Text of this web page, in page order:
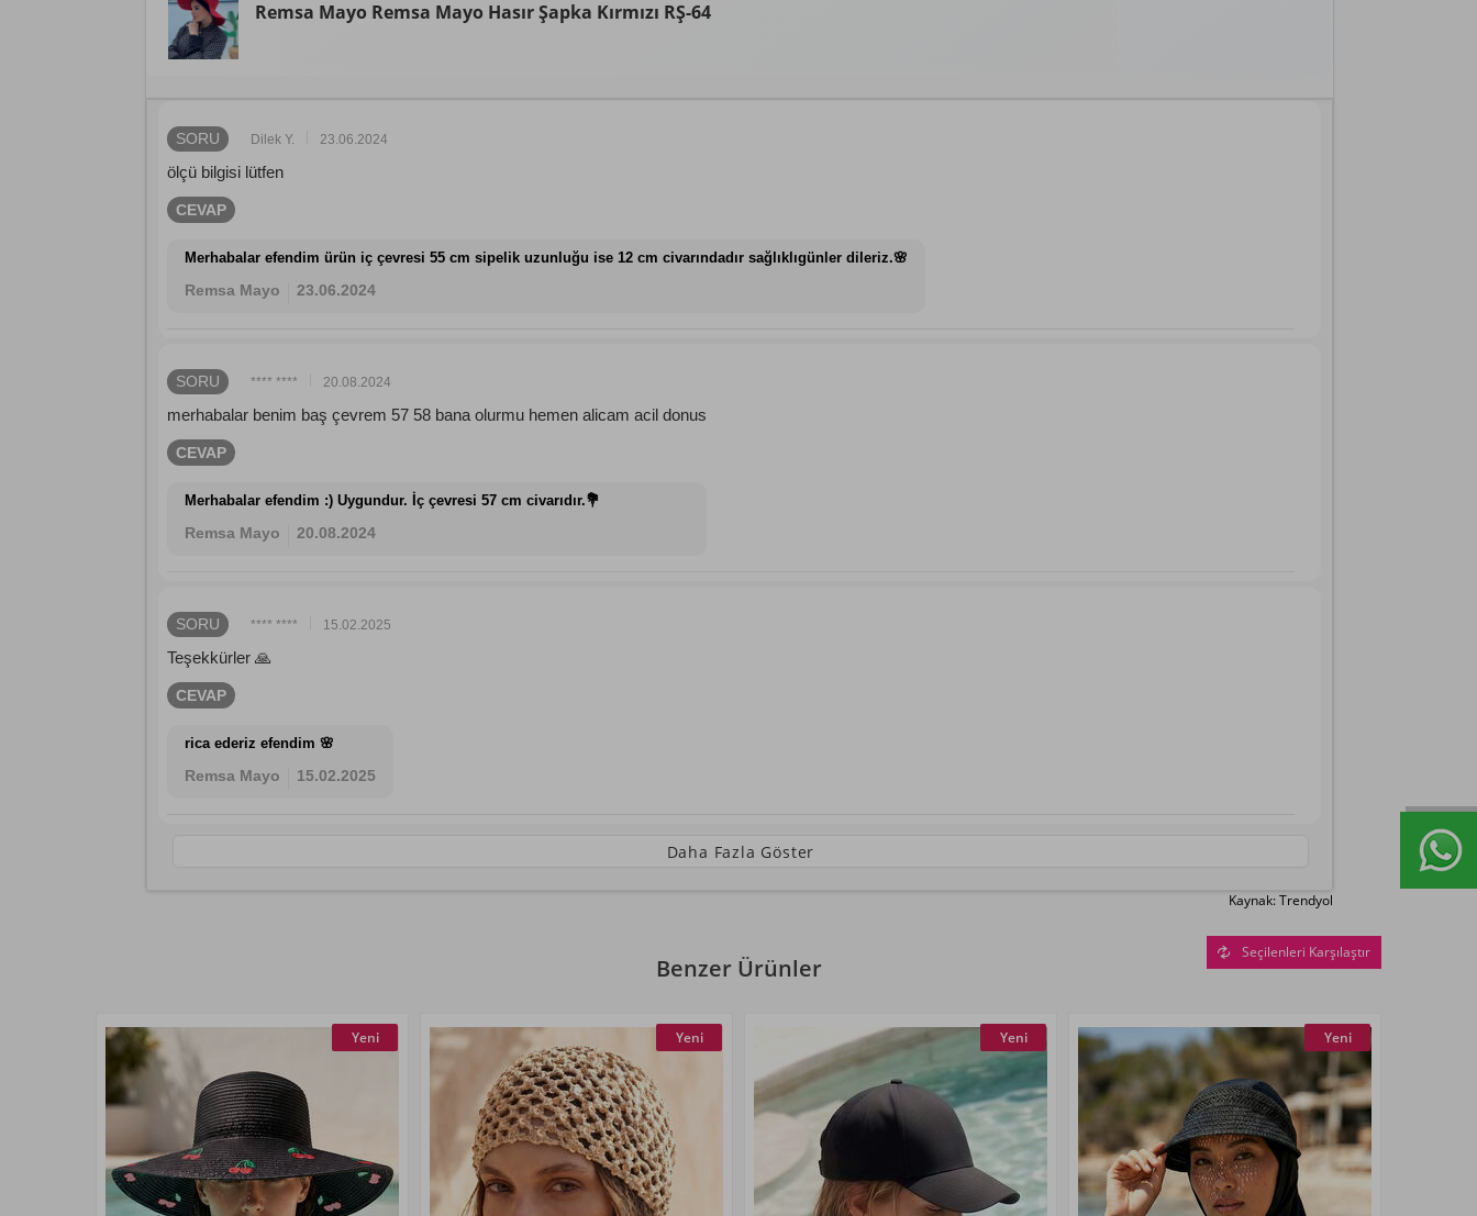
Remsa Mayo Remsa Mayo Hasır Şapka Kırmızı RŞ-64
SORU Dilek Y. 23.06.2024
ölçü bilgisi lütfen
CEVAP
Merhabalar efendim ürün iç çevresi 55 cm sipelik uzunluğu ise 12 cm civarındadır sağlıklıgünler dileriz.🌸
Remsa Mayo 23.06.2024
SORU **** **** 20.08.2024
merhabalar benim baş çevrem 57 58 bana olurmu hemen alicam acil donus
CEVAP
Merhabalar efendim :) Uygundur. İç çevresi 57 cm civarıdır.💐
Remsa Mayo 20.08.2024
SORU **** **** 15.02.2025
Teşekkürler 🙏
CEVAP
rica ederiz efendim 🌸
Remsa Mayo 15.02.2025
Daha Fazla Göster
Kaynak: Trendyol
Benzer Ürünler
Seçilenleri Karşılaştır
Yeni Yeni Yeni Yeni